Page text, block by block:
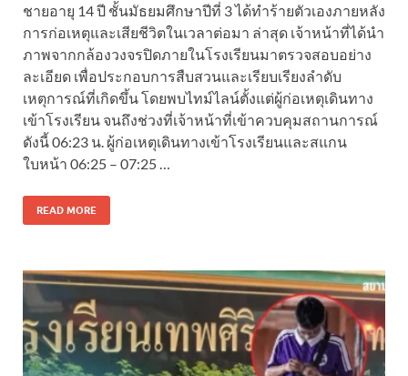
ชายอายุ 14 ปี ชั้นมัธยมศึกษาปีที่ 3 ได้ทำร้ายตัวเองภายหลัง
การก่อเหตุและเสียชีวิตในเวลาต่อมา ล่าสุด เจ้าหน้าที่ได้นำ
ภาพจากกล้องวงจรปิดภายในโรงเรียนมาตรวจสอบอย่าง
ละเอียด เพื่อประกอบการสืบสวนและเรียบเรียงลำดับ
เหตุการณ์ที่เกิดขึ้น โดยพบไทม์ไลน์ตั้งแต่ผู้ก่อเหตุเดินทาง
เข้าโรงเรียน จนถึงช่วงที่เจ้าหน้าที่เข้าควบคุมสถานการณ์
ดังนี้ 06:23 น. ผู้ก่อเหตุเดินทางเข้าโรงเรียนและสแกน
ใบหน้า 06:25 – 07:25 …
READ MORE